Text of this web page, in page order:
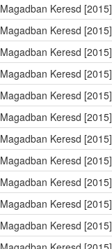
Magadban Keresd [2015]
Magadban Keresd [2015]
Magadban Keresd [2015]
Magadban Keresd [2015]
Magadban Keresd [2015]
Magadban Keresd [2015]
Magadban Keresd [2015]
Magadban Keresd [2015]
Magadban Keresd [2015]
Magadban Keresd [2015]
Magadban Keresd [2015]